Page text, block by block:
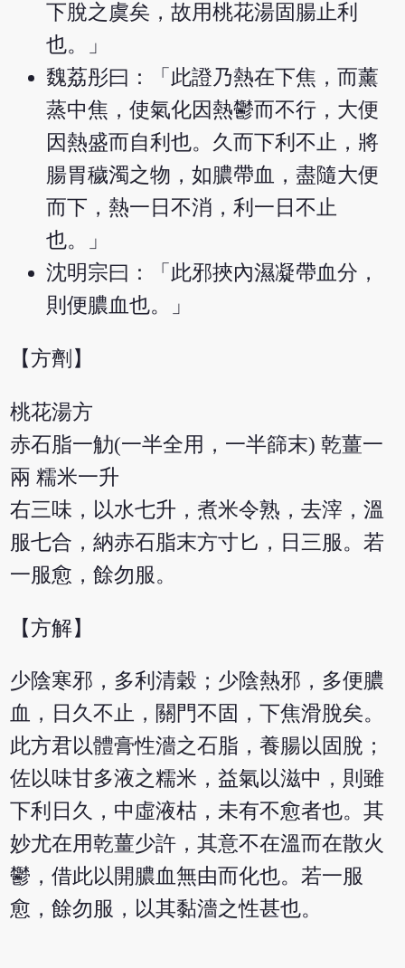
下脫之虞矣，故用桃花湯固腸止利
也。」
魏荔彤曰：「此證乃熱在下焦，而薰
蒸中焦，使氣化因熱鬱而不行，大便
因熱盛而自利也。久而下利不止，將
腸胃穢濁之物，如膿帶血，盡隨大便
而下，熱一日不消，利一日不止
也。」
沈明宗曰：「此邪挾內濕凝帶血分，
則便膿血也。」
【方劑】
桃花湯方
赤石脂一觔(一半全用，一半篩末) 乾薑一
兩 糯米一升
右三味，以水七升，煮米令熟，去滓，溫
服七合，納赤石脂末方寸匕，日三服。若
一服愈，餘勿服。
【方解】
少陰寒邪，多利清穀；少陰熱邪，多便膿
血，日久不止，關門不固，下焦滑脫矣。
此方君以體膏性濇之石脂，養腸以固脫；
佐以味甘多液之糯米，益氣以滋中，則雖
下利日久，中虛液枯，未有不愈者也。其
妙尤在用乾薑少許，其意不在溫而在散火
鬱，借此以開膿血無由而化也。若一服
愈，餘勿服，以其黏濇之性甚也。